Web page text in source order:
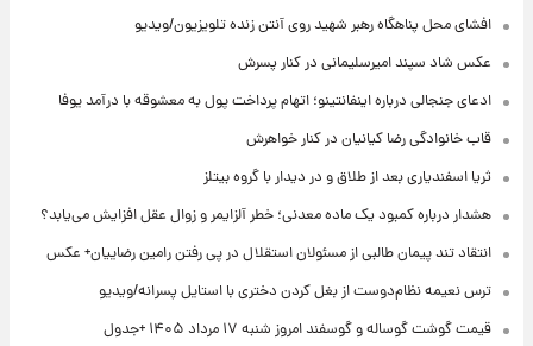
افشای محل پناهگاه‌ رهبر شهید روی آنتن زنده تلویزیون/ویدیو
عکس شاد سپند امیرسلیمانی در کنار پسرش
ادعای جنجالی درباره اینفانتینو؛ اتهام پرداخت پول به معشوقه با درآمد یوفا
قاب خانوادگی رضا کیانیان در کنار خواهرش
ثریا اسفندیاری بعد از طلاق و در دیدار با گروه بیتلز
هشدار درباره کمبود یک ماده معدنی؛ خطر آلزایمر و زوال عقل افزایش می‌یابد؟
انتقاد تند پیمان طالبی از مسئولان استقلال در پی رفتن رامین رضاییان+ عکس
ترس نعیمه نظام‌دوست از بغل کردن دختری با استایل پسرانه/ویدیو
قیمت گوشت گوساله و گوسفند امروز شنبه ۱۷ مرداد ۱۴۰۵ +جدول